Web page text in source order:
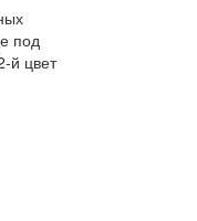
под
й цвет